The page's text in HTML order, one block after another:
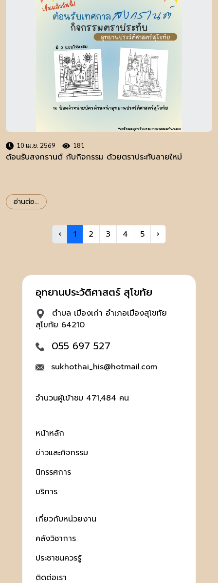
10 เม.ย. 2569 181
ต้อนรับสงกรานต์ กับกิจกรรม ด้วยตราประทับลายใหม่
อ่านต่อ...
‹ 1 2 3 4 5 ›
อุทยานประวัติศาสตร์ สุโขทัย
ตำบล เมืองเก่า อำเภอเมืองสุโขทัย
สุโขทัย 64210
055 697 527
sukhothai_his@hotmail.com
จำนวนผู้เข้าชม 471,484 คน
หน้าหลัก
ข่าวและกิจกรรม
นิทรรศการ
บริการ
เกี่ยวกับหน่วยงาน
คลังวิชาการ
ประชาชนควรรู้
ติดต่อเรา